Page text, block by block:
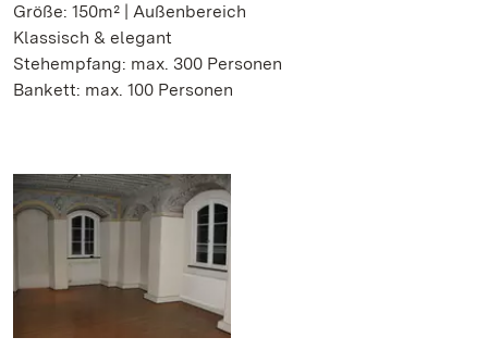
Größe: 150m² | Außenbereich
Klassisch & elegant
Stehempfang: max. 300 Personen
Bankett: max. 100 Personen